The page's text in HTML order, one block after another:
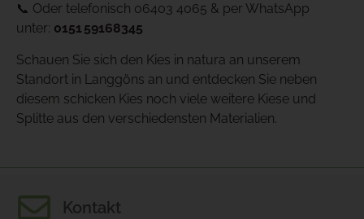
📞 Oder telefonisch 06403 4065 & per WhatsApp
unter: 0151 59168345
Schauen Sie sich den Kies in natura an unserem
Standort in Langgöns an und entdecken Sie neben
diesem schicken Kies noch viele weitere Kiese und
Splitte aus den verschiedensten Materialien.
Kontakt